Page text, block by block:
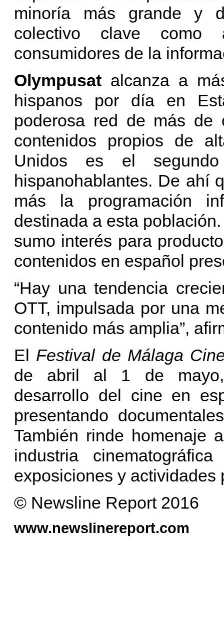
minoría más grande y
colectivo clave como
consumidores de la
Olympusat alcanza a
hispanos por día en
poderosa red de más de
contenidos propios de
Unidos es el
hispanohablantes. De ahí
más la programación
destinada a esta
sumo interés para
contenidos en español
“Hay una tendencia
OTT, impulsada por una
contenido más amplia”,
El Festival de Málaga
de abril al 1 de mayo,
desarrollo del cine en
presentando
También rinde homenaje
industria
exposiciones y actividades
© Newsline Report 2016
www.newslinereport.com